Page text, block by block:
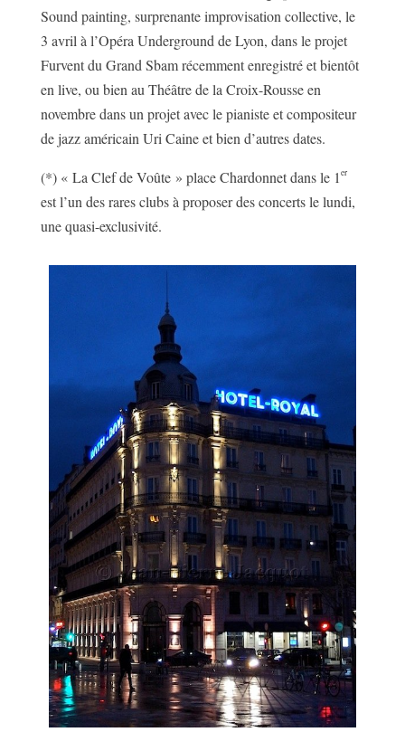
Sound painting, surprenante improvisation collective, le
3 avril à l’Opéra Underground de Lyon, dans le projet
Furvent du Grand Sbam récemment enregistré et bientôt
en live, ou bien au Théâtre de la Croix-Rousse en
novembre dans un projet avec le pianiste et compositeur
de jazz américain Uri Caine et bien d’autres dates.
(*) « La Clef de Voûte » place Chardonnet dans le 1 er
est l’un des rares clubs à proposer des concerts le lundi,
une quasi-exclusivité.